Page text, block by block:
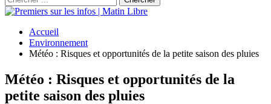
Accueil
Environnement
Météo : Risques et opportunités de la petite saison des pluies
Météo : Risques et opportunités de la
petite saison des pluies